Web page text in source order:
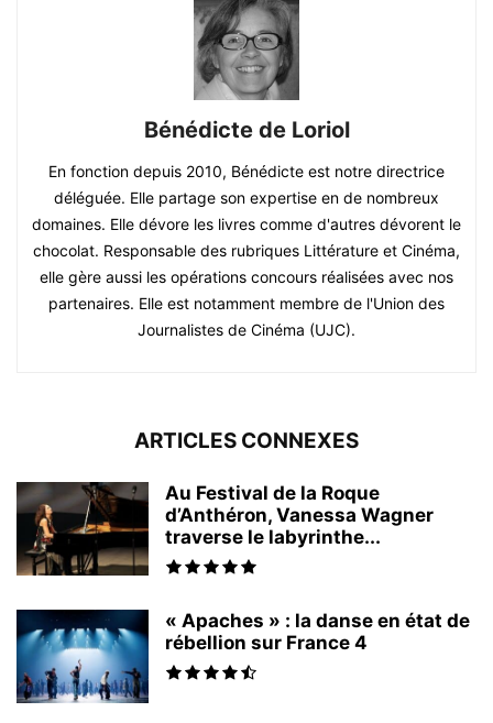
Bénédicte de Loriol
En fonction depuis 2010, Bénédicte est notre directrice
déléguée. Elle partage son expertise en de nombreux
domaines. Elle dévore les livres comme d'autres dévorent le
chocolat. Responsable des rubriques Littérature et Cinéma,
elle gère aussi les opérations concours réalisées avec nos
partenaires. Elle est notamment membre de l'Union des
Journalistes de Cinéma (UJC).
ARTICLES CONNEXES
Au Festival de la Roque
d’Anthéron, Vanessa Wagner
traverse le labyrinthe...
« Apaches » : la danse en état de
rébellion sur France 4